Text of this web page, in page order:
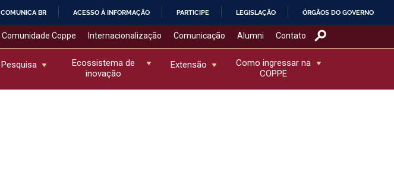
COMUNICA BR ACESSO À INFORMAÇÃO PARTICIPE LEGISLAÇÃO ÓRGÃOS DO GOVERNO
Comunidade Coppe Internacionalização Comunicação Alumni Contato
Pesquisa
Ecossistema de
inovação
Extensão
Como ingressar na
COPPE